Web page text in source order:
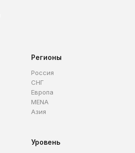
Регионы
Россия
СНГ
Европа
MENA
Азия
Уровень